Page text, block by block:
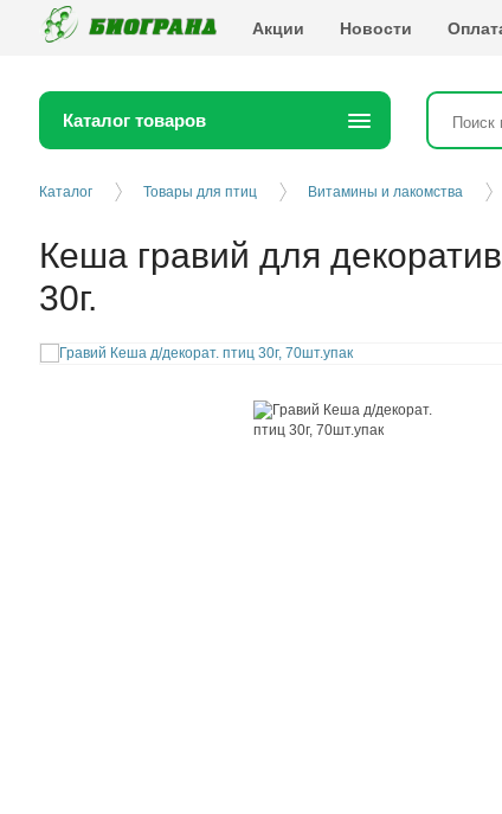
Акции Новости
Каталог товаров
Каталог Товары для птиц Витамины и лакомства
Кеша гравий для
30г.